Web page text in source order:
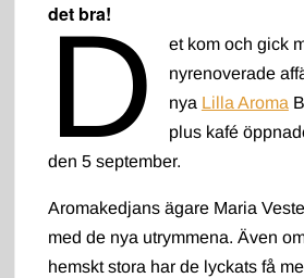
det bra!
D
et kom och gick
nyrenoverade
nya Lilla Aroma
plus kafé
den 5 september.
Aromakedjans ägare Maria
med de nya utrymmena. Även
hemskt stora har de lyckats få